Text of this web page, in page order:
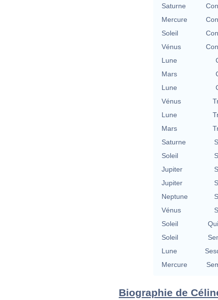
Saturne
Mercure
Soleil
Vénus
Lune
Mars
Lune
Vénus
Lune
Mars
Saturne
Soleil
Jupiter
Jupiter
Neptune
Vénus
Soleil
Soleil
Lune
Mercure
Biographie de